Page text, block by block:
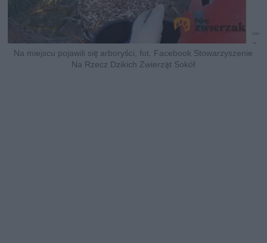
Na miejscu pojawili się arboryści, fot. Facebook Stowarzyszenie
Na Rzecz Dzikich Zwierząt Sokół